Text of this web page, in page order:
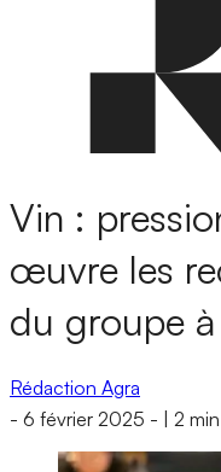
Vin :
œuvre les
du groupe
Rédaction Agra
- 6 février 2025 - 2 min